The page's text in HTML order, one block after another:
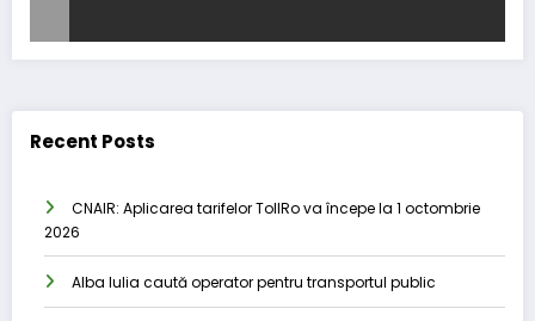
Recent Posts
CNAIR: Aplicarea tarifelor TollRo va începe la 1 octombrie
2026
Alba Iulia caută operator pentru transportul public